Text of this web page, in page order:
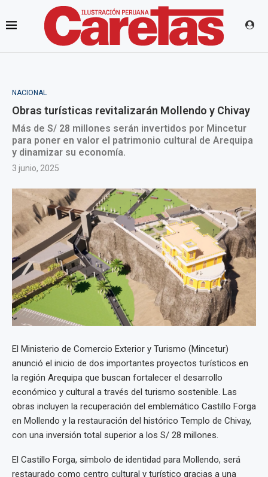
NACIONAL
Obras turísticas revitalizarán Mollendo y Chivay
Más de S/ 28 millones serán invertidos por Mincetur
para poner en valor el patrimonio cultural de Arequipa
y dinamizar su economía.
3 junio, 2025
El Ministerio de Comercio Exterior y Turismo (Mincetur)
anunció el inicio de dos importantes proyectos turísticos en
la región Arequipa que buscan fortalecer el desarrollo
económico y cultural a través del turismo sostenible. Las
obras incluyen la recuperación del emblemático Castillo Forga
en Mollendo y la restauración del histórico Templo de Chivay,
con una inversión total superior a los S/ 28 millones.
El Castillo Forga, símbolo de identidad para Mollendo, será
restaurado como centro cultural y turístico gracias a una